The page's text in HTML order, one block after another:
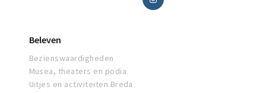
Beleven
Bezienswaardigheden
Musea, theaters en podia
Uitjes en activiteiten Breda